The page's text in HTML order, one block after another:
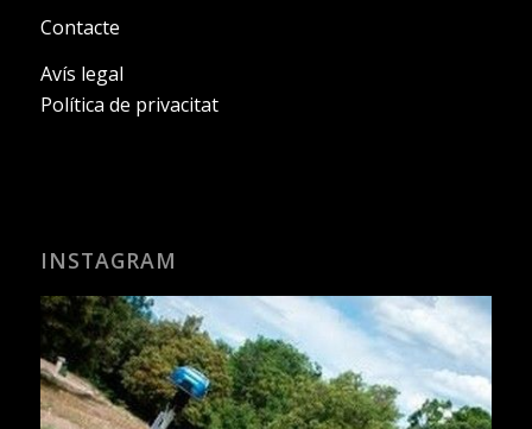
Contacte
Avís legal
Política de privacitat
INSTAGRAM